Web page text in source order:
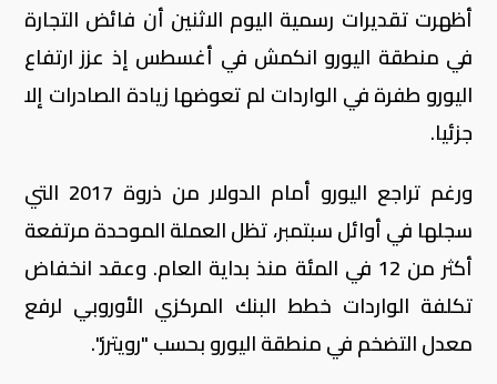
أظهرت تقديرات رسمية اليوم الاثنين أن فائض التجارة
في منطقة اليورو انكمش في أغسطس إذ عزز ارتفاع
اليورو طفرة في الواردات لم تعوضها زيادة الصادرات إلا
جزئيا.
ورغم تراجع اليورو أمام الدولار من ذروة 2017 التي
سجلها في أوائل سبتمبر، تظل العملة الموحدة مرتفعة
أكثر من 12 في المئة منذ بداية العام. وعقد انخفاض
تكلفة الواردات خطط البنك المركزي الأوروبي لرفع
معدل التضخم في منطقة اليورو بحسب "رويترز".